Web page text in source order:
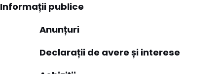
Informații publice
Anunțuri
Declarații de avere și interese